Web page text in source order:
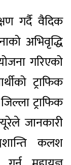
गर्दै वैदिक
अभिवृद्धि
गरिएको
ट्राफिक
ट्राफिक
जानकारी
कलश